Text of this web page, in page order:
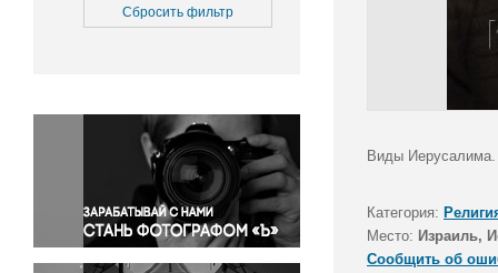
Медицина
Окружающая среда
Политика
Правосудие
Происшествия и конфликты
Религия
Светская жизнь
Сбросить фильтр
Виды Иерусалима.
Категория:
Место: Израиль,
Сообщить об